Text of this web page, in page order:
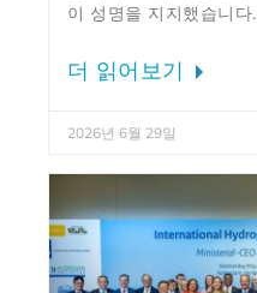
이 성명을 지지했습니다.
더 읽어보기
2026년 6월 29일